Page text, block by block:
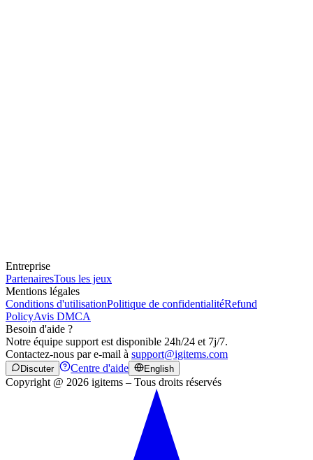
Entreprise
PartenairesTous les jeux
Mentions légales
Conditions d'utilisationPolitique de confidentialitéRefund
PolicyAvis DMCA
Besoin d'aide ?
Notre équipe support est disponible 24h/24 et 7j/7.
Contactez-nous par e-mail à support@igitems.com
Discuter Centre d'aide English
Copyright @ 2026 igitems – Tous droits réservés